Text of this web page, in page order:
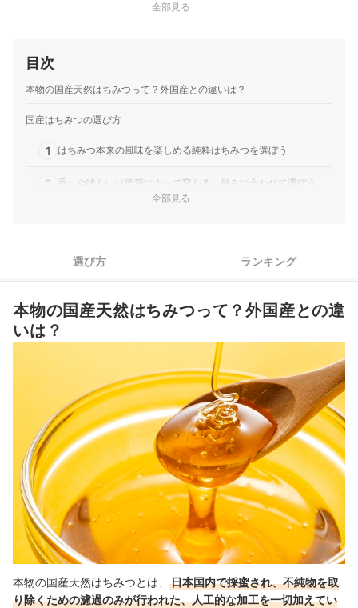
全部見る
目次
本物の国産天然はちみつって？外国産との違いは？
国産はちみつの選び方
1 はちみつ本来の風味を楽しめる純粋はちみつを選ぼう
2 香りや味わいは蜜源によって変わる。好みに合わせて選ぼう
セット商品や贅沢なはちみつはギフトもぴったり
売れ筋の人気国産はちみつ全17商品を徹底比較！
国産はちみつはどこで買える？保存方法は？
健康のサポート効果を期待するならマヌカハニーも注目
国産はちみつの売れ筋ランキングもチェック！
全部見る
選び方 ランキング
本物の国産天然はちみつって？外国産との違
いは？
本物の国産天然はちみつとは、
日本国内で採蜜され、不純物を取
り除くための濾過のみが行われた、人工的な加工を一切加えてい